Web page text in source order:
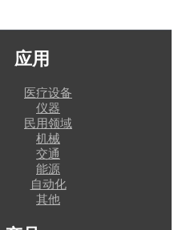
应用
医疗设备
仪器
民用领域
机械
交通
能源
自动化
其他